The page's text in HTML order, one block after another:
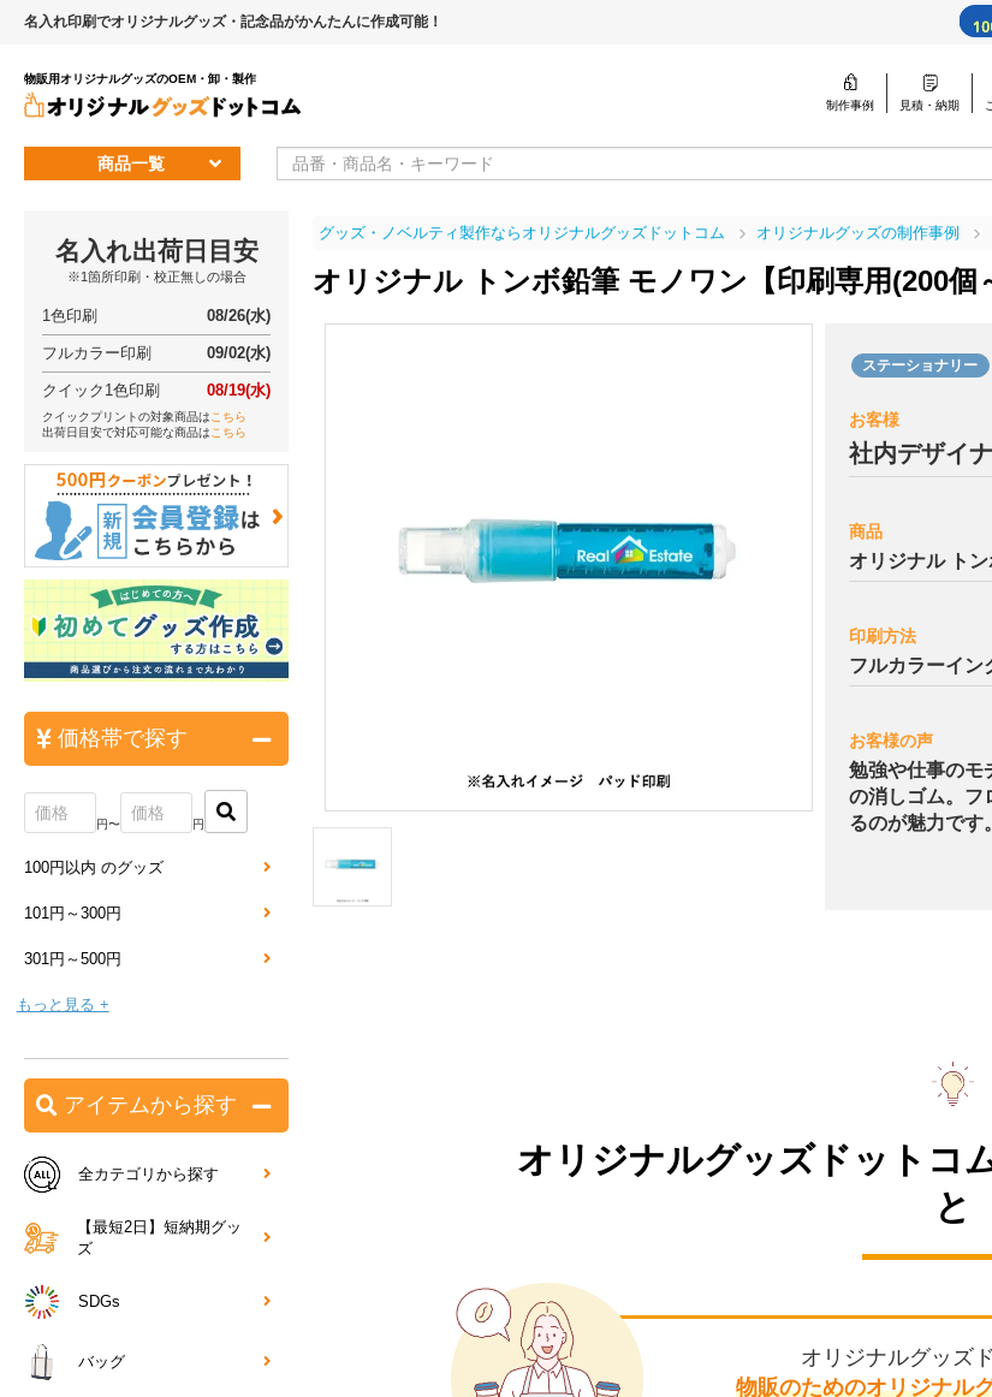
名入れ印刷でオリジナルグッズ・記念品がかんたんに作成可能！
物販用オリジナルグッズのOEM・卸・製作
制作事例
見積・納期
商品一覧
グッズ・ノベルティ製作ならオリジナルグッズドットコム オリジナルグッズの制作事例
オリジナル トンボ鉛筆 モノワン【印刷専用(200個
ステーショナリー
お客様
社内デザイ
商品
オリジナル ト
印刷方法
フルカラーイン
お客様の声
勉強や仕事のモ
の消しゴム。フ
るのが魅力です。
オリジナルグッズドットコ
と
オリジナルグッズ
物販のためのオリジナル
名入れ出荷日目安
※1箇所印刷・校正無しの場合
1色印刷 08/26(水)
フルカラー印刷 09/02(水)
クイック1色印刷 08/19(水)
クイックプリントの対象商品は こちら
出荷日目安で対応可能な商品は こちら
価格帯で探す
円〜 円
100円以内 のグッズ
101円～300円
301円～500円
もっと見る +
アイテムから探す
全カテゴリから探す
【最短2日】短納期グッ
ズ
SDGs
バッグ